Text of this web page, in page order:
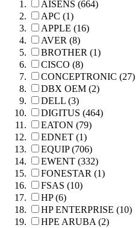
AISENS (664)
APC (1)
APPLE (16)
AVER (8)
BROTHER (1)
CISCO (8)
CONCEPTRONIC (27)
DBX OEM (2)
DELL (3)
DIGITUS (464)
EATON (79)
EDNET (1)
EQUIP (706)
EWENT (332)
FONESTAR (1)
FSAS (10)
HP (6)
HP ENTERPRISE (10)
HPE ARUBA (2)